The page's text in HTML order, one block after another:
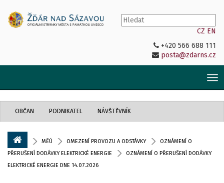
CZ EN
+420 566 688 111
posta@zdarns.cz
OBČAN PODNIKATEL NÁVŠTĚVNÍK
MĚÚ OMEZENÍ PROVOZU A ODSTÁVKY
OZNÁMENÍ O
PŘERUŠENÍ DODÁVKY ELEKTRICKÉ ENERGIE
OZNÁMENÍ O PŘERUŠENÍ DODÁVKY
ELEKTRICKÉ ENERGIE DNE 14.07.2026